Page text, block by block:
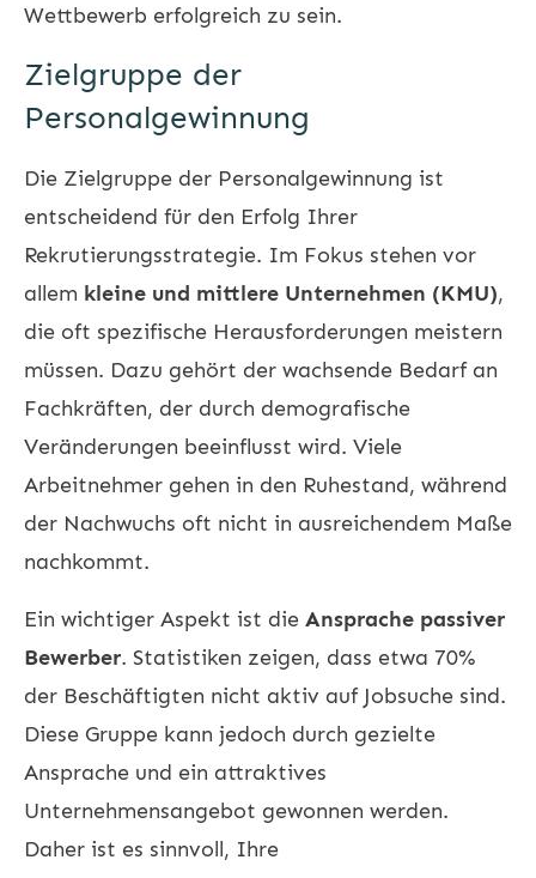
Wettbewerb erfolgreich zu sein.
Zielgruppe der
Personalgewinnung
Die Zielgruppe der Personalgewinnung ist
entscheidend für den Erfolg Ihrer
Rekrutierungsstrategie. Im Fokus stehen vor
allem kleine und mittlere Unternehmen (KMU),
die oft spezifische Herausforderungen meistern
müssen. Dazu gehört der wachsende Bedarf an
Fachkräften, der durch demografische
Veränderungen beeinflusst wird. Viele
Arbeitnehmer gehen in den Ruhestand, während
der Nachwuchs oft nicht in ausreichendem Maße
nachkommt.
Ein wichtiger Aspekt ist die Ansprache passiver
Bewerber. Statistiken zeigen, dass etwa 70%
der Beschäftigten nicht aktiv auf Jobsuche sind.
Diese Gruppe kann jedoch durch gezielte
Ansprache und ein attraktives
Unternehmensangebot gewonnen werden.
Daher ist es sinnvoll, Ihre